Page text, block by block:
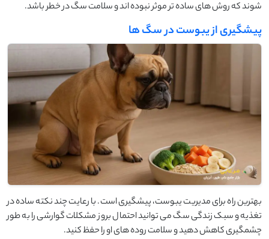
شوند که روش های ساده تر موثر نبوده اند و سلامت سگ در خطر باشد.
پیشگیری از یبوست در سگ ها
بهترین راه برای مدیریت یبوست، پیشگیری است. با رعایت چند نکته ساده در
تغذیه و سبک زندگی سگ می توانید احتمال بروز مشکلات گوارشی را به طور
چشمگیری کاهش دهید و سلامت روده های او را حفظ کنید.